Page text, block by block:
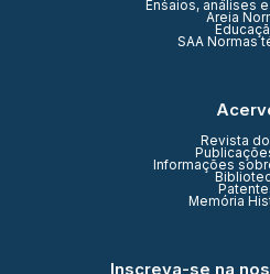
Ensaios, análises
Areia
SAA Normas
Revista
Informações
Memória
Inscreva-se na